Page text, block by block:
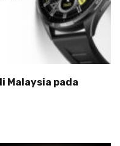
Malaysia pada